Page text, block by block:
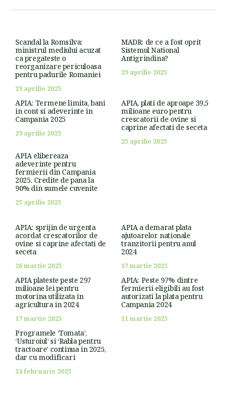
Scandal la Romsilva:
ministrul mediului acuzat
ca pregateste o
reorganizare periculoasa
pentru padurile Romaniei
29 aprilie 2025
MADR: de ce a fost oprit
Sistemul National
Antigrindina?
29 aprilie 2025
APIA: Termene limita, bani
in cont si adeverinte in
Campania 2025
29 aprilie 2025
APIA, plati de aproape 39,5
milioane euro pentru
crescatorii de ovine si
caprine afectati de seceta
25 aprilie 2025
APIA elibereaza
adeverinte pentru
fermierii din Campania
2025. Credite de pana la
90% din sumele cuvenite
25 aprilie 2025
APIA: sprijin de urgenta
acordat crescatorilor de
ovine si caprine afectati de
seceta
26 martie 2025
APIA a demarat plata
ajutoarelor nationale
tranzitorii pentru anul
2024
17 martie 2025
APIA plateste peste 297
milioane lei pentru
motorina utilizata in
agricultura in 2024
17 martie 2025
APIA: Peste 97% dintre
fermierii eligibili au fost
autorizati la plata pentru
Campania 2024
11 martie 2025
Programele ‘Tomata’,
‘Usturoiul’ si ‘Rabla pentru
tractoare’ continua in 2025,
dar cu modificari
24 februarie 2025